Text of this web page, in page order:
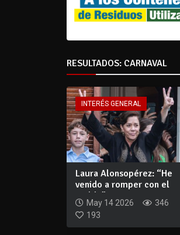
RESULTADOS: CARNAVAL
INTERÉS GENERAL
Laura Alonsopérez: “He
venido a romper con el
molde”
May 14 2026
346
193